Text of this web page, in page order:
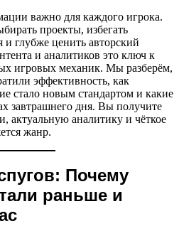
важно для каждого игрока.
проекты, избегать
глубже ценить авторский
и аналитиков это ключ к
игровых механик. Мы разберём,
эффективность, как
стало новым стандартом и какие
завтрашнего дня. Вы получите
актуальную аналитику и чёткое
жанр.
Почему
раньше и